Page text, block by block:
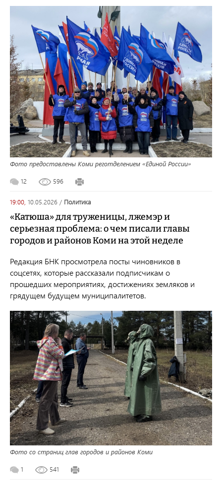
Фото предоставлены Коми реготделением «Единой России»
12 596
19:00, 10.05.2026 / политика
«Катюша» для труженицы, лжемэр и
серьезная проблема: о чем писали главы
городов и районов Коми на этой неделе
Редакция БНК просмотрела посты чиновников в
соцсетях, которые рассказали подписчикам о
прошедших мероприятиях, достижениях земляков и
грядущем будущем муниципалитетов.
Фото со страниц глав городов и районов Коми
1 541